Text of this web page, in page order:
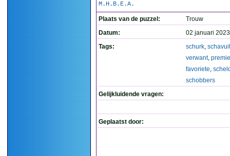
M.H.B.E.A.
Plaats van de puzzel:
Trouw
Datum:
02 januari
Tags:
schurk, schavuit
verwant,
favoriete,
schobbers
Gelijkluidende vragen:
Geplaatst door: